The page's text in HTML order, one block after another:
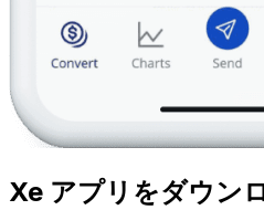
Xe アプリをダウン